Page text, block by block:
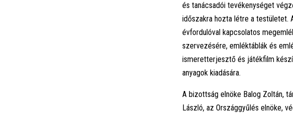
és tanácsadói tevékenységet
időszakra hozta létre a testületet.
évfordulóval kapcsolatos
szervezésére, emléktáblák és
ismeretterjesztő és játékfilm
anyagok kiadására.
A bizottság elnöke Balog Zoltán,
László, az Országgyűlés elnöke,